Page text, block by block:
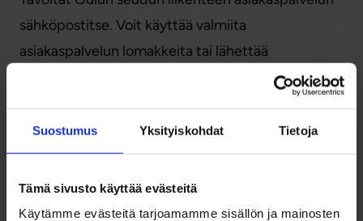
Suostumus Yksityiskohdat Tietoja
Tämä sivusto käyttää evästeitä
Käytämme evästeitä tarjoamamme sisällön ja mainosten
sähköpostitse. Voit käyttää valmiita
asiakaspalvelun lomakkeita tai lähettää
Katso lisätiedot